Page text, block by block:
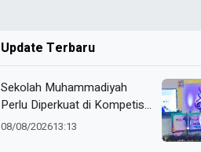
Update Terbaru
Sekolah Muhammadiyah
Perlu Diperkuat di Kompetisi
Sains, Rektor UMM Dorong
08/08/202613:13